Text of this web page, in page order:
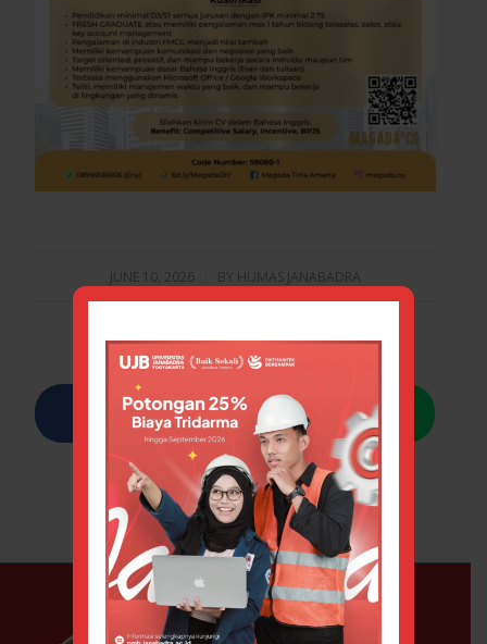
JUNE 10, 2026 BY HUMAS JANABADRA
Share this entry